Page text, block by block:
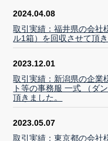
2024.04.08
取引実績：福井県の会社
ル1箱）を回収させて頂き
2023.12.01
取引実績：新潟県の企業
ト等の事務服 一式 （ダ
頂きました。
2023.05.07
取引実績：東京都の会社